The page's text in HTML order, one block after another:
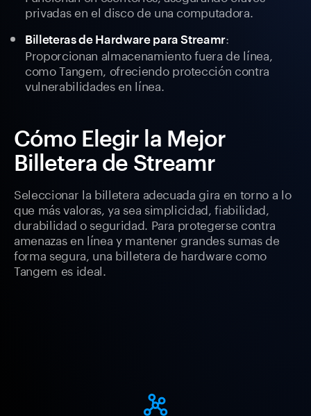
privadas en el disco de una computadora.
Billeteras de Hardware para Streamr:
Proporcionan almacenamiento fuera de línea,
como Tangem, ofreciendo protección contra
vulnerabilidades en línea.
Cómo Elegir la Mejor
Billetera de Streamr
Seleccionar la billetera adecuada gira en torno a lo
que más valoras, ya sea simplicidad, fiabilidad,
durabilidad o seguridad. Para protegerse contra
amenazas en línea y mantener grandes sumas de
forma segura, una billetera de hardware como
Tangem es ideal.